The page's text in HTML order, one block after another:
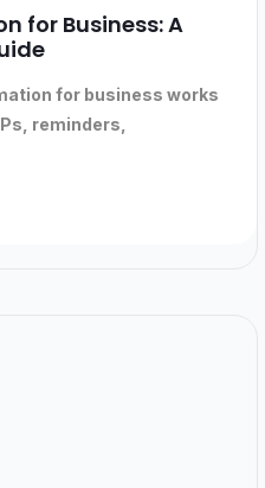
for Business: A
for business works
reminders,